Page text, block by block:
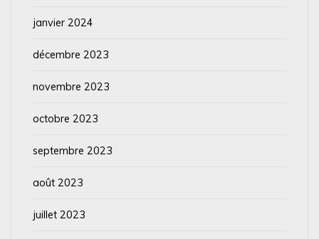
janvier 2024
décembre 2023
novembre 2023
octobre 2023
septembre 2023
août 2023
juillet 2023